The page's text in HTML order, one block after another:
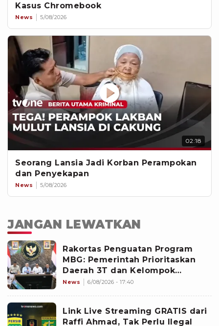
Kasus Chromebook
News 5/08/2026
02:18
Seorang Lansia Jadi Korban Perampokan
dan Penyekapan
News 5/08/2026
JANGAN LEWATKAN
Rakortas Penguatan Program
MBG: Pemerintah Prioritaskan
Daerah 3T dan Kelompok
Sasaran Prioritas
News 6/08/2026 - 17:40
Link Live Streaming GRATIS dari
Raffi Ahmad, Tak Perlu Ilegal